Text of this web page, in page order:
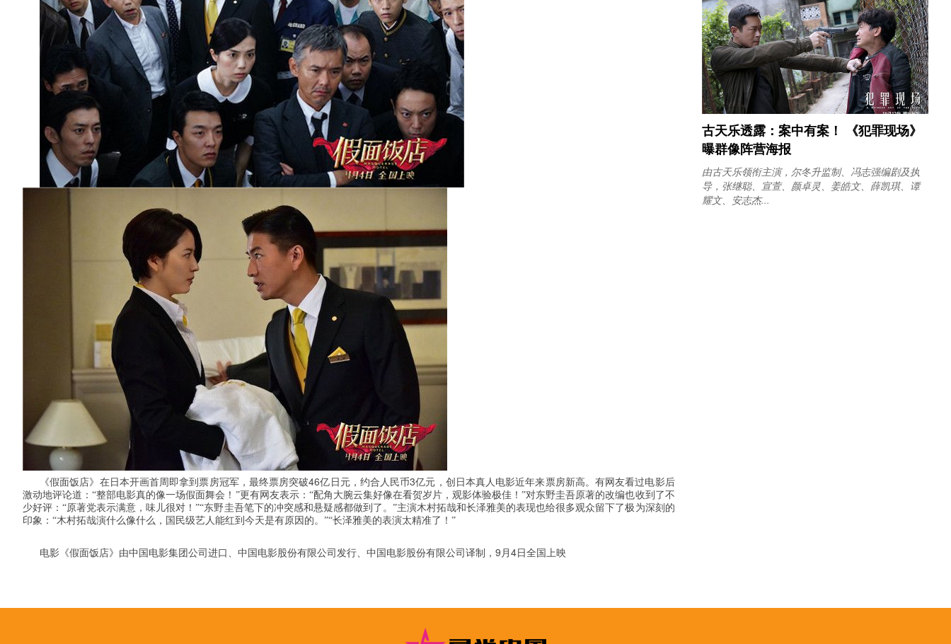
《假面饭店》在日本开画首周即拿到票房冠军，最终票房突破46亿日元，约合人民币3亿元，创日本真人电影近年来票房新高。有网友看过电影后
激动地评论道：“整部电影真的像一场假面舞会！”更有网友表示：“配角大腕云集好像在看贺岁片，观影体验极佳！”对东野圭吾原著的改编也收到了不
少好评：“原著党表示满意，味儿很对！”“东野圭吾笔下的冲突感和悬疑感都做到了。”主演木村拓哉和长泽雅美的表现也给很多观众留下了极为深刻的
印象：“木村拓哉演什么像什么，国民级艺人能红到今天是有原因的。”“长泽雅美的表演太精准了！”
电影《假面饭店》由中国电影集团公司进口、中国电影股份有限公司发行、中国电影股份有限公司译制， 9 月 4 日全国上映
古天乐透露：案中有案！ 《犯罪现场》
曝群像阵营海报
由古天乐领衔主演，尔冬升监制、冯志强编剧及执
导，张继聪、宣萱、颜卓灵、姜皓文、薛凯琪、谭
耀文、安志杰...